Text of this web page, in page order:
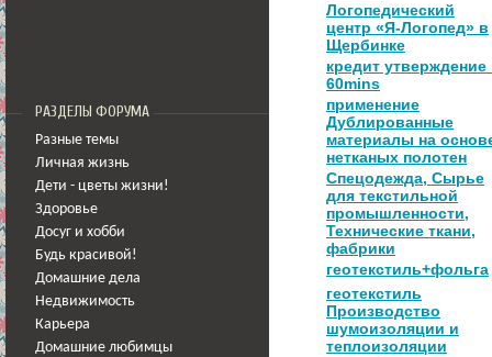
РАЗДЕЛЫ ФОРУМА
Разные темы
Личная жизнь
Дети - цветы жизни!
Здоровье
Досуг и хобби
Будь красивой!
Домашние дела
Недвижимость
Карьера
Домашние любимцы
Логопедический
центр «Я-Логопед» в
Щербинке
кредит утверждение
60mins
применение
Дублированные
материалы на
нетканых полотен
Спецодежда, Сырье
для текстильной
промышленности,
Технические ткани,
фабрики
геотекстиль+фольга
геотекстиль
Производство
шумоизоляции и
теплоизоляции